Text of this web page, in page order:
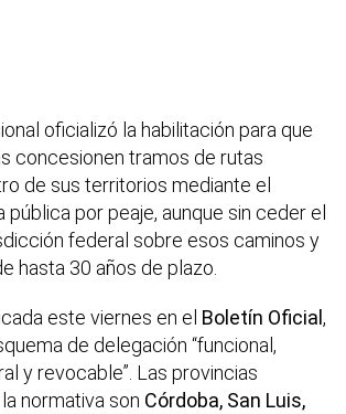
oficializó la habilitación para que
concesionen tramos de rutas
de sus territorios mediante el
pública por peaje, aunque sin ceder el
federal sobre esos caminos y
hasta 30 años de plazo.
este viernes en el Boletín Oficial,
de delegación “funcional,
y revocable”. Las provincias
normativa son Córdoba, San Luis,